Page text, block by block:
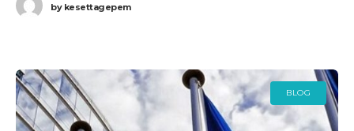
bykesettagepem
BLOG